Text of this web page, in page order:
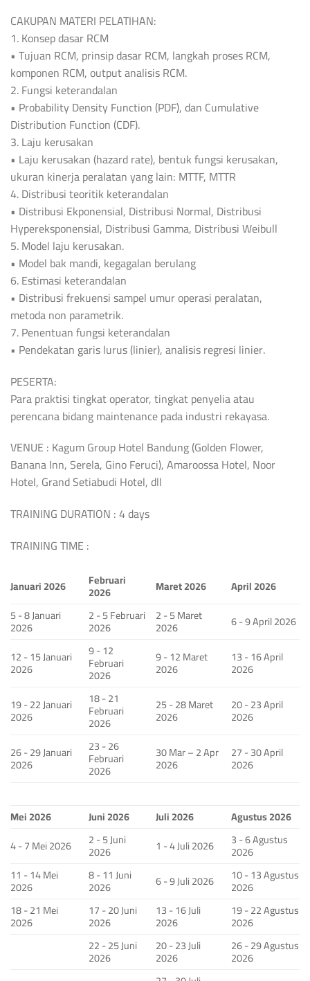
CAKUPAN MATERI PELATIHAN:
1. Konsep dasar RCM
• Tujuan RCM, prinsip dasar RCM, langkah proses RCM,
komponen RCM, output analisis RCM.
2. Fungsi keterandalan
• Probability Density Function (PDF), dan Cumulative
Distribution Function (CDF).
3. Laju kerusakan
• Laju kerusakan (hazard rate), bentuk fungsi kerusakan,
ukuran kinerja peralatan yang lain: MTTF, MTTR
4. Distribusi teoritik keterandalan
• Distribusi Ekponensial, Distribusi Normal, Distribusi
Hypereksponensial, Distribusi Gamma, Distribusi Weibull
5. Model laju kerusakan.
• Model bak mandi, kegagalan berulang
6. Estimasi keterandalan
• Distribusi frekuensi sampel umur operasi peralatan,
metoda non parametrik.
7. Penentuan fungsi keterandalan
• Pendekatan garis lurus (linier), analisis regresi linier.
PESERTA:
Para praktisi tingkat operator, tingkat penyelia atau
perencana bidang maintenance pada industri rekayasa.
VENUE : Kagum Group Hotel Bandung (Golden Flower,
Banana Inn, Serela, Gino Feruci), Amaroossa Hotel, Noor
Hotel, Grand Setiabudi Hotel, dll
TRAINING DURATION : 4 days
TRAINING TIME :
Januari 2026 Februari
2026 Maret 2026
April 2026
5 - 8 Januari
2026
2 - 5 Februari
2026
2 - 5 Maret
2026
6 - 9 April 2026
12 - 15 Januari
2026
9 - 12
Februari
2026
9 - 12 Maret
2026
13 - 16 April
2026
19 - 22 Januari
2026
18 - 21
Februari
2026
25 - 28 Maret
2026
20 - 23 April
2026
26 - 29 Januari
2026
23 - 26
Februari
2026
30 Mar – 2 Apr
2026
27 - 30 April
2026
Mei 2026 Juni 2026 Juli 2026
Agustus 2026
4 - 7 Mei 2026
2 - 5 Juni
2026 1 - 4 Juli 2026 3 - 6 Agustus
2026
11 - 14 Mei
2026
8 - 11 Juni
2026 6 - 9 Juli 2026 10 - 13 Agustus
2026
18 - 21 Mei
2026
17 - 20 Juni
2026
13 - 16 Juli
2026
19 - 22 Agustus
2026
22 - 25 Juni
2026
20 - 23 Juli
2026
26 - 29 Agustus
2026